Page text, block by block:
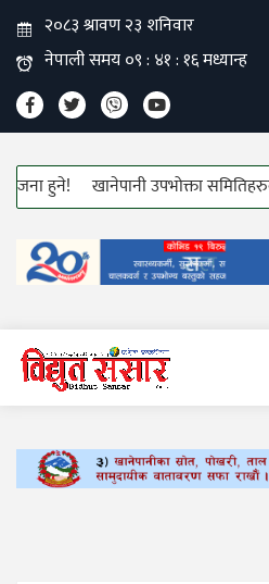
हुने! खानेपानी उपभोक्ता समितिहरुको